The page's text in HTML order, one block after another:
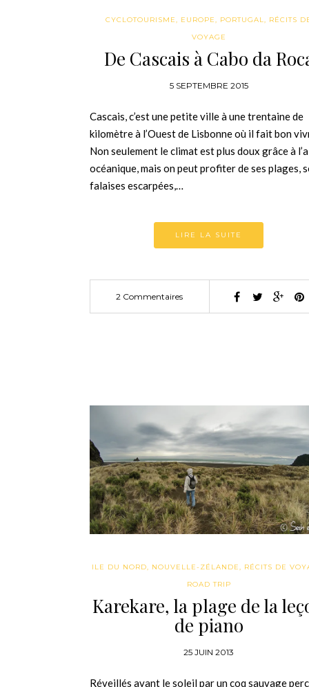
CYCLOTOURISME, EUROPE, PORTUGAL, RÉCITS
VOYAGE
De Cascais à Cabo da
5 SEPTEMBRE 2015
Cascais, c’est une petite ville à une trentaine de
kilomètre à l’Ouest de Lisbonne où il fait bon
Non seulement le climat est plus doux grâce à
océanique, mais on peut profiter de ses plages,
falaises escarpées,…
LIRE LA SUITE
2 Commentaires
ILE DU NORD, NOUVELLE-ZÉLANDE, RÉCITS DE
ROAD TRIP
Karekare, la plage de la
de piano
25 JUIN 2013
Réveillés avant le soleil par un coq sauvage